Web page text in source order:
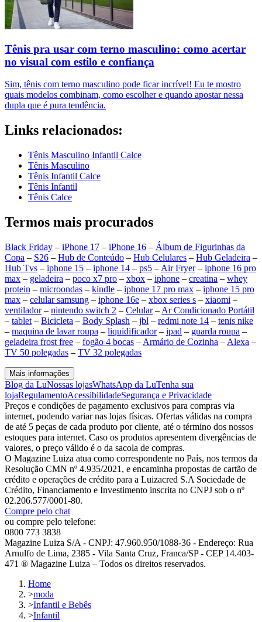
Tênis pra usar com terno masculino: como acertar
no visual com estilo e confiança
Sim, tênis com terno masculino pode ficar incrível! Eu te mostro
quais modelos combinam, como escolher e quando apostar nessa
dupla que é pura tendência.
Links relacionados:
Tênis Masculino Infantil Calce
Tênis Masculino
Tênis Infantil Calce
Tênis Infantil
Tênis Calce
Termos mais procurados
Black Friday – iPhone 17 – iPhone 16 – Álbum de Figurinhas da
Copa – S26 – Hub de Conteúdo – Hub Celulares – Hub Geladeira –
Hub Tvs – iphone 15 – iphone 14 – ps5 – Air Fryer– iphone 16 pro
max – geladeira – poco x7 pro – xbox – iphone – creatina – whey
protein – microondas – kindle – iphone 17 pro max – iphone 15 pro
max – celular samsung – iphone 16e – xbox series s – xiaomi –
ventilador– nintendo switch 2 – Celular– Ar Condicionado Portátil
– tablet – Bicicleta – Body Splash – jbl – redmi note 14 – tenis nike
– maquina de lavar roupa – liquidificador– ipad – guarda roupa –
geladeira frost free – fogão 4 bocas – Armário de Cozinha – Alexa –
TV 50 polegadas – TV 32 polegadas
Mais informações
Blog da LuNossas lojasWhatsApp da LuTenha sua
lojaRegulamentoAcessibilidadeSegurança e Privacidade
Preços e condições de pagamento exclusivos para compras via
internet, podendo variar nas lojas físicas. Ofertas válidas na compra
de até 5 peças de cada produto por cliente, até o término dos nossos
estoques para internet. Caso os produtos apresentem divergências de
valores, o preço válido é o da sacola de compras.
O Magazine Luiza atua como correspondente no País, nos termos da
Resolução CMN nº 4.935/2021, e encaminha propostas de cartão de
crédito e operações de crédito para a Luizacred S.A Sociedade de
Crédito, Financiamento e Investimento inscrita no CNPJ sob o nº
02.206.577/0001-80.
Compre pelo chat
ou compre pelo telefone:
0800 773 3838
Magazine Luiza S/A - CNPJ: 47.960.950/1088-36 - Endereço: Rua
Arnulfo de Lima, 2385 - Vila Santa Cruz, Franca/SP - CEP 14.403-
471 ® Magazine Luiza – Todos os direitos reservados.
Home
>moda
>Infantil e Bebês
>Infantil